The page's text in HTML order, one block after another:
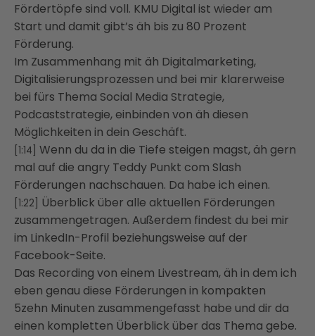
Fördertöpfe sind voll. KMU Digital ist wieder am
Start und damit gibt’s äh bis zu 80 Prozent
Förderung.
Im Zusammenhang mit äh Digitalmarketing,
Digitalisierungsprozessen und bei mir klarerweise
bei fürs Thema Social Media Strategie,
Podcaststrategie, einbinden von äh diesen
Möglichkeiten in dein Geschäft.
[1:14] Wenn du da in die Tiefe steigen magst, äh gern
mal auf die angry Teddy Punkt com Slash
Förderungen nachschauen. Da habe ich einen.
[1:22]
Überblick über alle aktuellen Förderungen
zusammengetragen. Außerdem findest du bei mir
im LinkedIn-Profil beziehungsweise auf der
Facebook-Seite.
Das Recording von einem Livestream, äh in dem ich
eben genau diese Förderungen in kompakten
5zehn Minuten zusammengefasst habe und dir da
einen kompletten Überblick über das Thema gebe.